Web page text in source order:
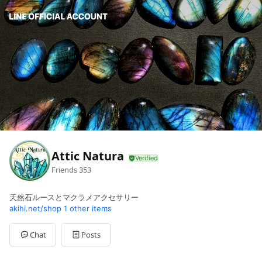
Attic Natura
Friends353
天然石ルースとマクラメアクセサリー
akihi.net/shop 1 other items
Chat Posts